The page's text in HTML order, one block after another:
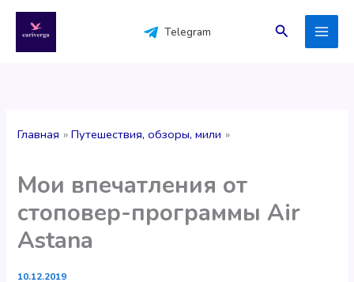
содержимому
Telegram Поиск
Главная Путешествия, обзоры, мили
Мои впечатления от
стоповер-программы Air
Astana
10.12.2019